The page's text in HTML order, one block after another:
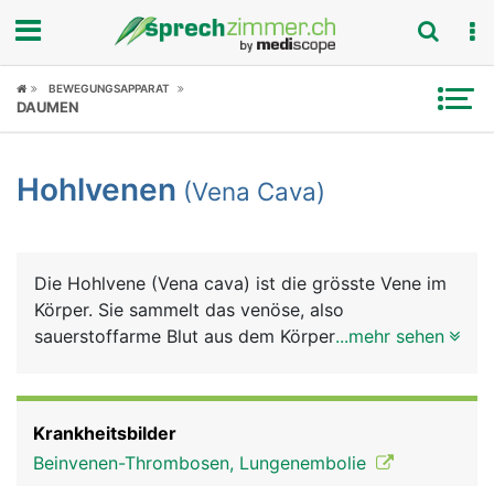
Fokus
Symptome
News
Rubriken
BEWEGUNGSAPPARAT
DAUMEN
Hohlvenen (Vena Cava)
Die Hohlvene (Vena cava) ist die grösste Vene im
Körper. Sie sammelt das venöse, also
sauerstoffarme Blut aus dem Körper und leitet es
Hohlvenen, da sie in einen oberen und unteren
Abschnitt unterteilt wird. Die obere Hohlvene
...mehr sehen
Krankheitsbilder
Beinvenen-Thrombosen, Lungenembolie